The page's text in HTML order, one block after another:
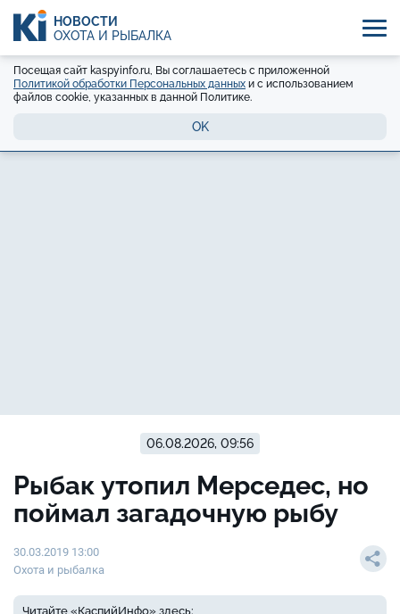
НОВОСТИ
ОХОТА И РЫБАЛКА
Посещая сайт kaspyinfo.ru, Вы соглашаетесь с приложенной
Политикой обработки Персональных данных и с использованием
файлов cookie, указанных в данной Политике.
OK
06.08.2026, 09:56
Рыбак утопил Мерседес, но
поймал загадочную рыбу
30.03.2019 13:00
Охота и рыбалка
Читайте «КаспийИнфо» здесь: